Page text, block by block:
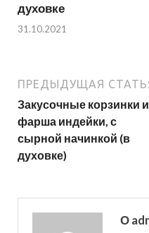
духовке
31.10.2021
ПРЕДЫДУЩАЯ
Закусочные корзинки
фарша индейки, с
сырной начинкой (в
духовке)
О